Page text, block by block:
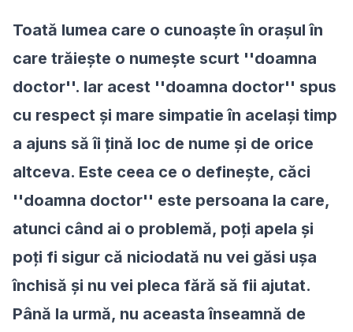
Toată lumea care o cunoaşte în oraşul în
care trăieşte o numeşte scurt ''doamna
doctor''. Iar acest ''doamna doctor'' spus
cu respect şi mare simpatie în acelaşi timp
a ajuns să îi ţină loc de nume şi de orice
altceva. Este ceea ce o defineşte, căci
''doamna doctor'' este persoana la care,
atunci când ai o problemă, poţi apela şi
poţi fi sigur că niciodată nu vei găsi uşa
închisă şi nu vei pleca fără să fii ajutat.
Până la urmă, nu aceasta înseamnă de